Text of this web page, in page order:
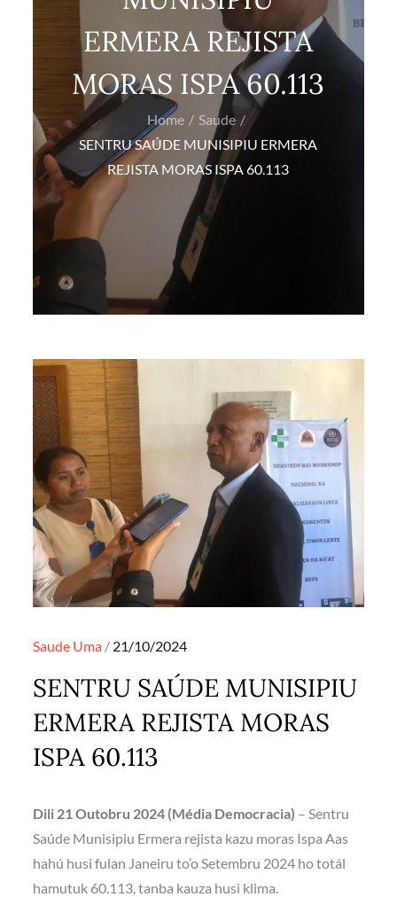
ERMERA REJISTA
MORAS ISPA 60.113
Home
Saude
SENTRU SAÚDE MUNISIPIU ERMERA
REJISTA MORAS ISPA 60.113
Saude Uma Posted
21/10/2024
SENTRU SAÚDE MUNISIPIU
ERMERA REJISTA MORAS
ISPA 60.113
Dili 21 Outobru 2024 (Média Democracia) – Sentru
Saúde Munisipiu Ermera rejista kazu moras Ispa Aas
hahú husi fulan Janeiru to’o Setembru 2024 ho totál
hamutuk 60.113, tanba kauza husi klima.